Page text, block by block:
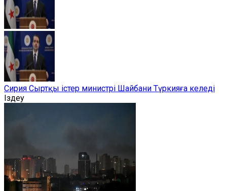
Сирия Сыртқы істер министрі Шайбани Түркияға келеді
Іздеу